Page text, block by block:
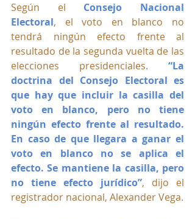
Según el Consejo Nacional
Electoral, el voto en blanco no
tendrá ningún efecto frente al
resultado de la segunda vuelta de las
elecciones presidenciales. “La
doctrina del Consejo Electoral es
que hay que incluir la casilla del
voto en blanco, pero no tiene
ningún efecto frente al resultado.
En caso de que llegara a ganar el
voto en blanco no se aplica el
efecto. Se mantiene la casilla, pero
no tiene efecto jurídico”, dijo el